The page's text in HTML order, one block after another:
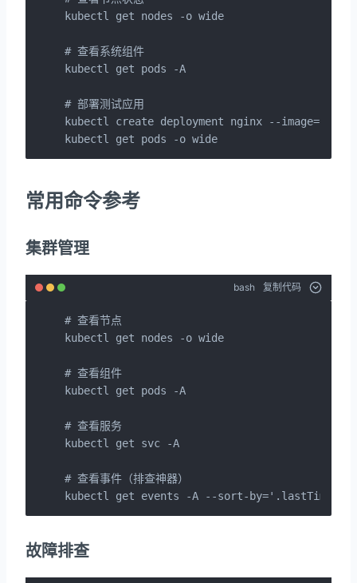
kubectl get nodes -o wide
# 查看系统组件
kubectl get pods -A
# 部署测试应用
kubectl create deployment nginx --
kubectl get pods -o wide
常用命令参考
集群管理
bash 复制代码
# 查看节点
kubectl get nodes -o wide
# 查看组件
kubectl get pods -A
# 查看服务
kubectl get svc -A
# 查看事件（排查神器）
kubectl get events -A --sort-
故障排查